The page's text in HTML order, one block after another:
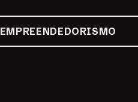
EMPREENDEDORISMO